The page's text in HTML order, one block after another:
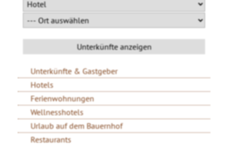
Unterkünfte & Gastgeber
Hotels
Ferienwohnungen
Wellnesshotels
Urlaub auf dem Bauernhof
Restaurants